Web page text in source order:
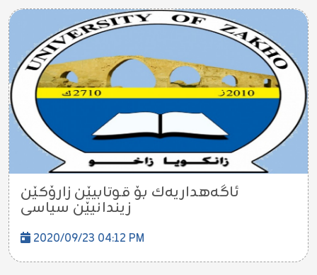
ئاگەھداریه‌ك بۆ قوتابیێن زارۆكێن
زیندانیێن سیاسى
2020/09/23 04:12 PM